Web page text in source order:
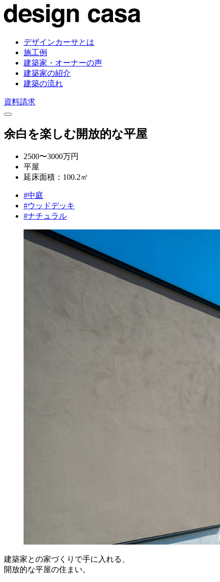
デザインカーサとは
施工例
建築家・オーナーの声
建築家の紹介
建築の流れ
資料請求
余白を楽しむ開放的な平屋
2500〜3000万円
平屋
延床面積：100.2㎡
#中庭
#ウッドデッキ
#ナチュラル
建築家との家づくりで手に入れる、
開放的な平屋の住まい。